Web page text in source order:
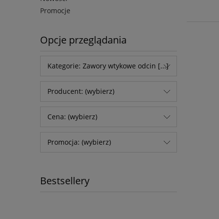
Promocje
Opcje przeglądania
Kategorie: Zawory wtykowe odcin [...]
Producent: (wybierz)
Cena: (wybierz)
Promocja: (wybierz)
Bestsellery